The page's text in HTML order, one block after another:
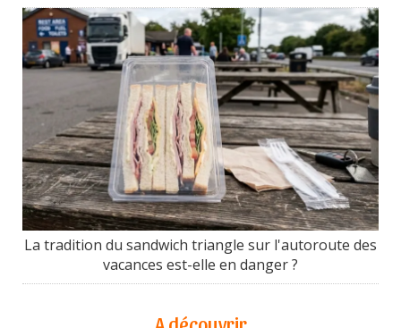
La tradition du sandwich triangle sur l'autoroute des
vacances est-elle en danger ?
A découvrir